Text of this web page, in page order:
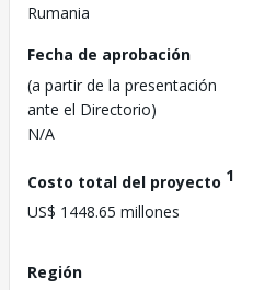
Rumania
Fecha de aprobación
(a partir de la presentación
ante el Directorio)
N/A
Costo total del proyecto 1
US$ 1448.65 millones
Región